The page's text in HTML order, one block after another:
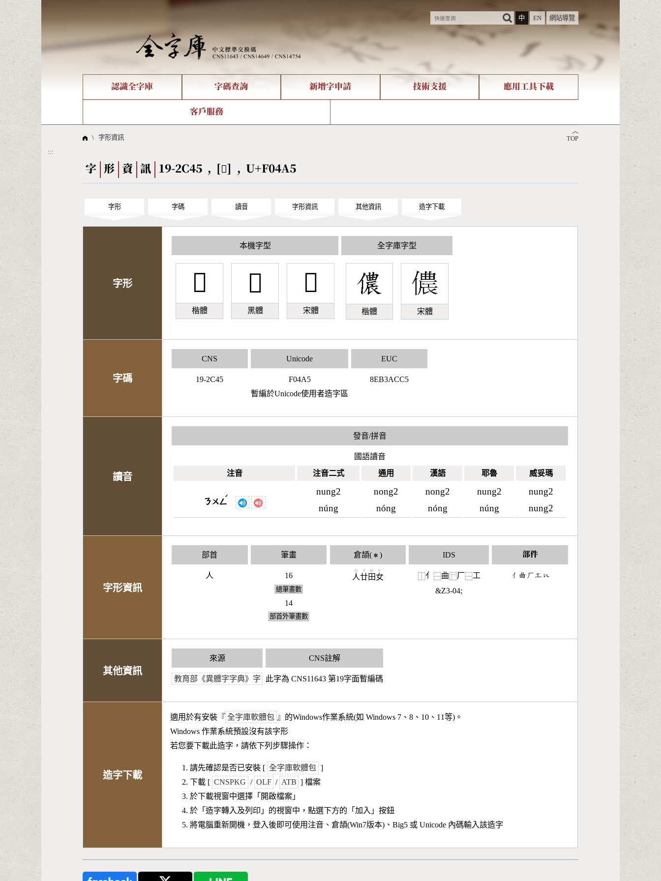
:::
中
EN 網站導覽
認識全字庫
全字庫現況
線上教學
字碼查詢
部件查詢
倉頡查詢
Big5查詢 拼音查詢
新增字申請 技術支援
造字解決方案
應用工具下載
字形下載
客戶服務
問題集
︿
TOP
\ 字形資訊
:::
字 形 資 訊 19-2C45 , [󰒥] , U+F04A5
字形 字碼 讀音 字形資訊 其他資訊 造字下載
字形
本機字型
󰒥
楷體
󰒥
黑體
󰒥
宋體
全字庫字型
楷體 宋體
字碼
CNS
19-2C45
Unicode
F04A5
暫編於Unicode使用者造字區
EUC
8EB3ACC5
讀音
發音/拼音
國語讀音
注音
注音二式 通用 漢語 耶魯 威妥瑪
ㄋㄨㄥ
ˊ
nung2
núng
nong2
nóng
nong2
nóng
nung2
núng
nung2
nung2
字形資訊
部首
人
筆畫
16
總筆畫數
14
部首外筆畫數
倉頡( ✱ )
人
O
廿
T
田
W
女
V
IDS
⿰亻 ⿱曲⿸厂⿱工
&Z3-04;
部件
󶀭󶅵󶀕󶁥󶂝
其他資訊
來源
教育部《異體字字典》字
CNS註解
此字為 CNS11643 第19字面暫編碼
造字下載
適用於有安裝『 全字庫軟體包 』的Windows作業系統(如 Windows 7、8、10、11等)。
Windows 作業系統預設沒有該字形
若您要下載此造字，請依下列步驟操作：
請先確認是否已安裝 [ 全字庫軟體包 ]
下載 [ CNSPKG / OLF / ATB ] 檔案
於下載視窗中選擇「開啟檔案」
於「造字轉入及列印」的視窗中，點選下方的「加入」按鈕
將電腦重新開機，登入後即可使用注音、倉頡(Win7版本)、Big5 或 Unicode 內碼輸入該造字